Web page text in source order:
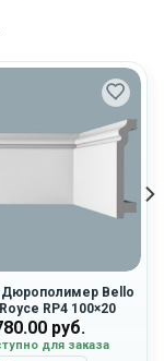
Дюрополимер Bello
RP4 100×20
руб.
для заказа